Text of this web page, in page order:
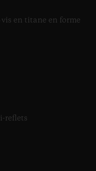
en titane en forme
reflets